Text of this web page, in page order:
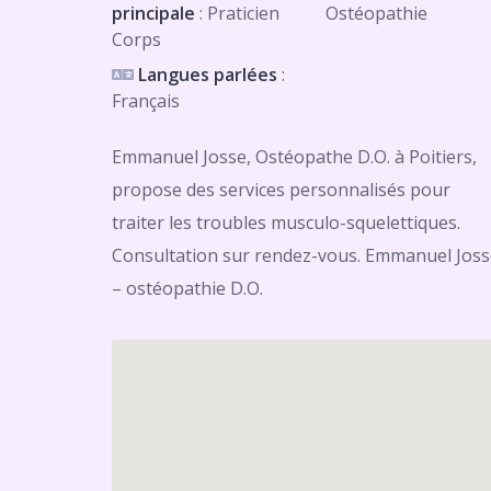
principale : Praticien
Corps
Ostéopathie
Langues parlées :
Français
Emmanuel Josse, Ostéopathe D.O. à Poitiers,
propose des services personnalisés pour
traiter les troubles musculo-squelettiques.
Consultation sur rendez-vous. Emmanuel
– ostéopathie D.O.